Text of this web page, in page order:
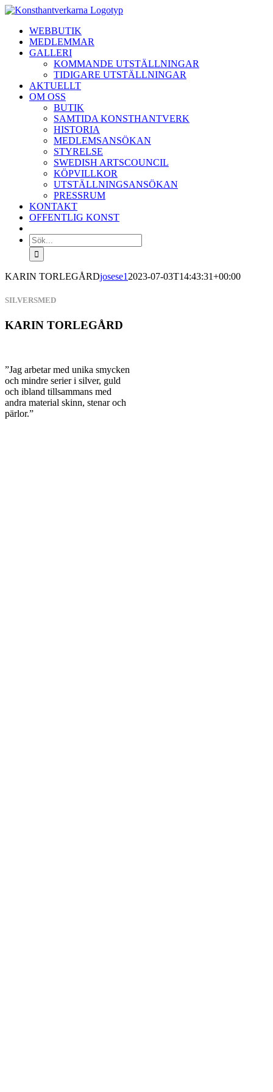
Fortsätt
innehålletWEBBUTIK
MEDLEMMAR
GALLERI
KOMMANDE UTSTÄLLNINGAR
TIDIGARE UTSTÄLLNINGAR
AKTUELLT
OM OSS
BUTIK
SAMTIDA KONSTHANTVERK
HISTORIA
MEDLEMSANSÖKAN
STYRELSE
SWEDISH ARTSCOUNCIL
KÖPVILLKOR
UTSTÄLLNINGSANSÖKAN
PRESSRUM
KONTAKT
OFFENTLIG KONST
Sök
efter:
KARIN TORLEGÅRDjosese1 2023-07-03T14:43:31+00:00
SILVERSMED
KARIN TORLEGÅRD
”Jag arbetar med unika smycken
och mindre serier i silver, guld
och ibland tillsammans med
andra material skinn, stenar och
pärlor.”